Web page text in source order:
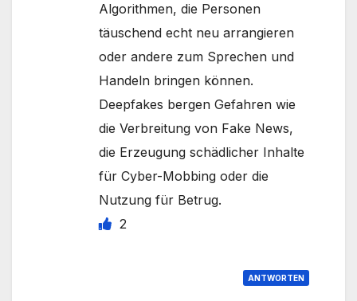
Algorithmen, die Personen
täuschend echt neu arrangieren
oder andere zum Sprechen und
Handeln bringen können.
Deepfakes bergen Gefahren wie
die Verbreitung von Fake News,
die Erzeugung schädlicher Inhalte
für Cyber-Mobbing oder die
Nutzung für Betrug.
2
ANTWORTEN